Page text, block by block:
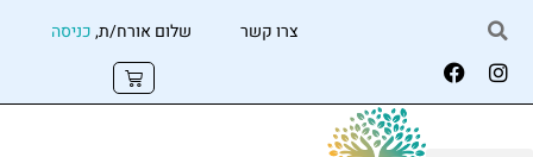
צרו קשר שלום אורח/ת,כניסה